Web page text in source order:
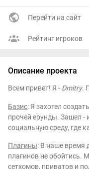
Перейти на сайт
Рейтинг игроков
Описание проекта
Всем привет! Я - Dmitry.
Базис: Я захотел
прочей ерунды. Зашел -
социальную среду, где
Плагины: В наше время
плагинов не обойтись.
сетхомов, приватов и